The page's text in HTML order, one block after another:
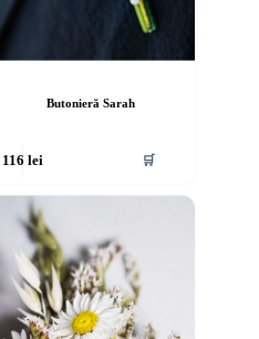
Butonieră Sarah
116 lei 🛒